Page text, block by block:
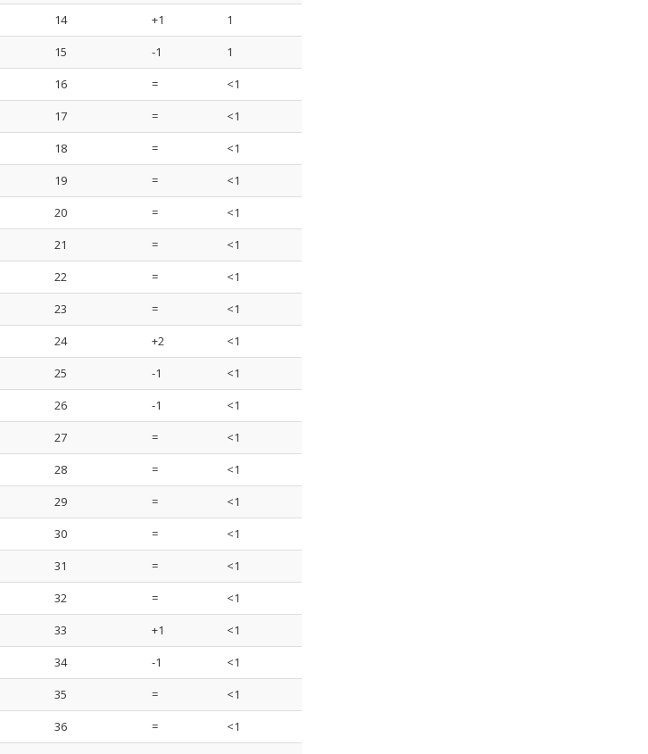
14 +1
1
15 -1
1
16 =
<1
17 =
<1
18 =
<1
19 =
<1
20 =
<1
21 =
<1
22 =
<1
23 =
<1
24 +2
<1
25 -1
<1
26 -1
<1
27 =
<1
28 =
<1
29 =
<1
30 =
<1
31 =
<1
32 =
<1
33 +1
<1
34 -1
<1
35 =
<1
36 =
<1